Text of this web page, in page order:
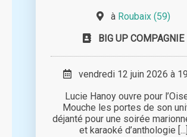
à Roubaix (59)
BIG UP COMPAGNIE
vendredi 12 juin 2026 à
Lucie Hanoy ouvre pour
Mouche les portes de son
déjanté pour une soirée
et karaoké d’anthologie [...]